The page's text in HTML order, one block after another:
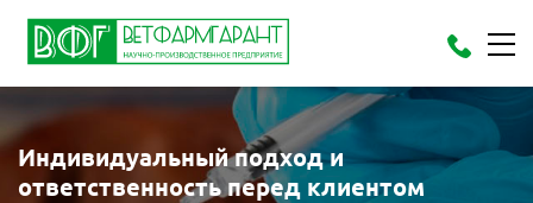
Индивидуальный подход и
ответственность перед клиентом